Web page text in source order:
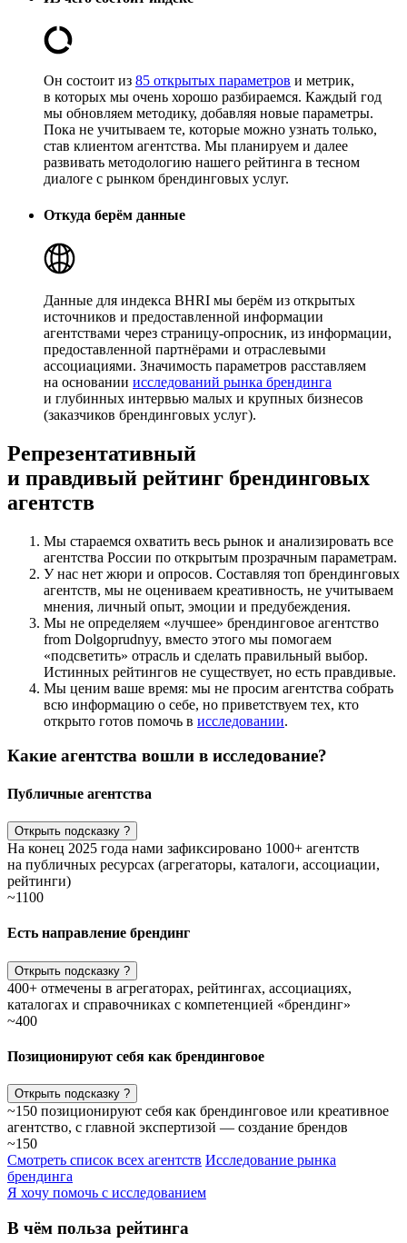
Он состоит из 85 открытых параметров и метрик,
в которых мы очень хорошо разбираемся. Каждый год
мы обновляем методику, добавляя новые параметры.
Пока не учитываем те, которые можно узнать только,
став клиентом агентства. Мы планируем и далее
развивать методологию нашего рейтинга в тесном
диалоге с рынком брендинговых услуг.
Откуда берём данные
Данные для индекса BHRI мы берём из открытых
источников и предоставленной информации
агентствами через страницу-опросник, из информации,
предоставленной партнёрами и отраслевыми
ассоциациями. Значимость параметров расставляем
на основании исследований рынка брендинга
и глубинных интервью малых и крупных бизнесов
(заказчиков брендинговых услуг).
Репрезентативный
и правдивый рейтинг брендинговых
агентств
Мы стараемся охватить весь рынок и анализировать все
агентства России по открытым прозрачным параметрам.
У нас нет жюри и опросов. Составляя топ брендинговых
агентств, мы не оцениваем креативность, не учитываем
мнения, личный опыт, эмоции и предубеждения.
Мы не определяем «лучшее» брендинговое агентство
from Dolgoprudnyy, вместо этого мы помогаем
«подсветить» отрасль и сделать правильный выбор.
Истинных рейтингов не существует, но есть правдивые.
Мы ценим ваше время: мы не просим агентства собрать
всю информацию о себе, но приветствуем тех, кто
открыто готов помочь в исследовании.
Какие агентства вошли в исследование?
Публичные агентства
Открыть подсказку ?
На конец 2025 года нами зафиксировано 1000+ агентств
на публичных ресурсах (агрегаторы, каталоги, ассоциации,
рейтинги)
~1100
Есть направление брендинг
Открыть подсказку ?
400+ отмечены в агрегаторах, рейтингах, ассоциациях,
каталогах и справочниках с компетенцией «брендинг»
~400
Позиционируют себя как брендинговое
Открыть подсказку ?
~150 позиционируют себя как брендинговое или креативное
агентство, с главной экспертизой — создание брендов
~150
Смотреть список всех агентств Исследование рынка
брендинга
Я хочу помочь с исследованием
В чём польза рейтинга